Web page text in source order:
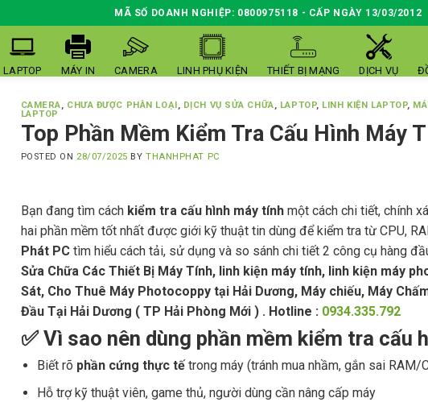
MÃ SỐ DOANH NGHIỆP: 0800975118 - CẤP NGÀY 13/03/2012
LAPTOP MÁY IN CAMERA LINH PHỤ KIỆN THIẾT BỊ MẠNG DỊCH VỤ
CAMERA, CHƯA ĐƯỢC PHÂN LOẠI, DỊCH VỤ SỬA CHỮA, LAPTOP, LINH KIỆN LAPTOP,
LAPTOP
Top Phần Mềm Kiểm Tra Cấu Hình Máy
POSTED ON 28/07/2025 BY THANHPHAT PC
Bạn đang tìm cách kiểm tra cấu hình máy tínhmột cách chi tiết, chính
hai phần mềm tốt nhất được giới kỹ thuật tin dùng để kiểm tra từ CPU,
Phát PCtìm hiểu cách tải, sử dụng và so sánh chi tiết 2 công cụ hàng
Sửa Chữa Các Thiết Bị Máy Tính, linh kiện máy tính, linh kiện máy
Sát, Cho Thuê Máy Photocoppy tại Hải Dương, Máy chiếu, Máy
Đầu Tại Hải Dương ( TP Hải Phòng Mới ) . Hotline : 0934.335.792
✅ Vì sao nên dùng phần mềm kiểm tra cấu
Biết rõ phần cứng thực tếtrong máy (tránh mua nhầm, gắn sai RAM/
Hỗ trợ kỹ thuật viên, game thủ, người dùng cần nâng cấp máy